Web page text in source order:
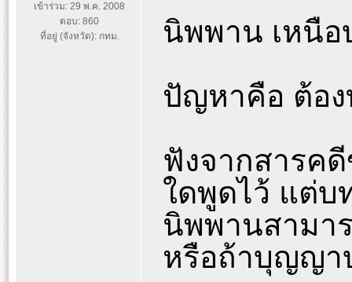
เข้าร่วม: 29 พ.ค. 2008
ตอบ: 860
ที่อยู่ (จังหวัด): กทม.
นิพพาน เหนือ
ปัญหาคือ ต้อง
ฟังจากสารค
ใดพูดไว้ แต่บ
นิพพานสามา
หรือถ้าบุญญา